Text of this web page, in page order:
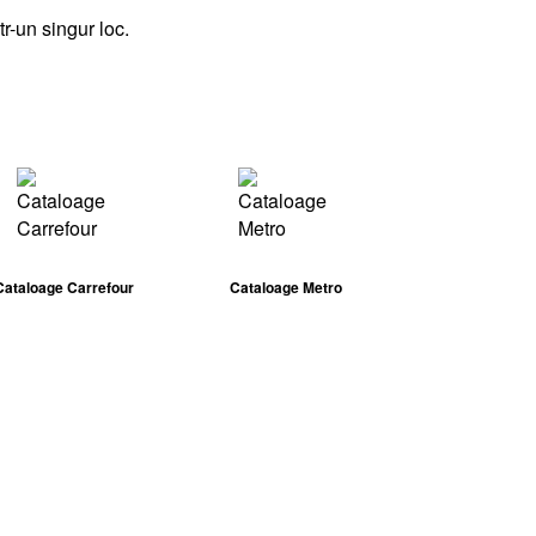
un singur loc.
Carrefour Cataloage Metro